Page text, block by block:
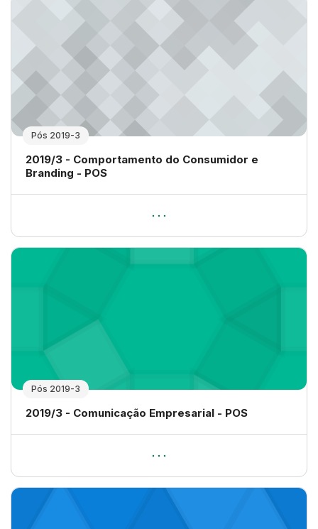
Pós 2019-3
Nome da disciplina
2019/3 - Comportamento do Consumidor e
Branding - POS
Pós 2019-3
Nome da disciplina
2019/3 - Comunicação Empresarial - POS